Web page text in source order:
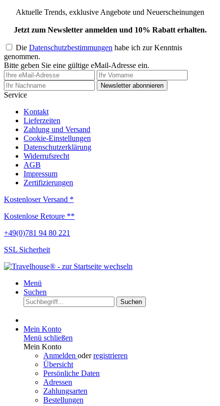
Aktuelle Trends, exklusive Angebote und Neuerscheinungen
Jetzt zum Newsletter anmelden und 10% Rabatt erhalten.
Die Datenschutzbestimmungen habe ich zur Kenntnis
genommen.
Bitte geben Sie eine gültige eMail-Adresse ein.
Newsletter abonnieren
Service
Kontakt
Lieferzeiten
Zahlung und Versand
Cookie-Einstellungen
Datenschutzerklärung
Widerrufsrecht
AGB
Impressum
Zertifizierungen
Kostenloser Versand *
Kostenlose Retoure **
+49(0)781 94 80 221
SSL Sicherheit
Menü
Suchen
Suchen
Mein Konto
Menü schließen
Mein Konto
Anmelden oderregistrieren
Übersicht
Persönliche Daten
Adressen
Zahlungsarten
Bestellungen